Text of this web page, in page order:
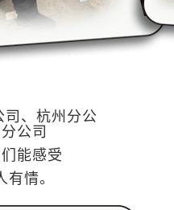
司、杭州分公
公司
能感受
有情。